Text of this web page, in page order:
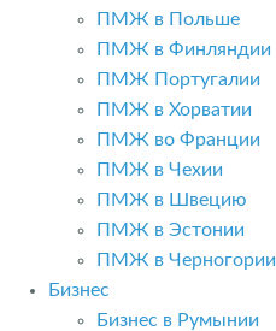
ПМЖ в Польше
ПМЖ в Финляндии
ПМЖ Португалии
ПМЖ в Хорватии
ПМЖ во Франции
ПМЖ в Чехии
ПМЖ в Швецию
ПМЖ в Эстонии
ПМЖ в Черногории
Бизнес
Бизнес в Румынии